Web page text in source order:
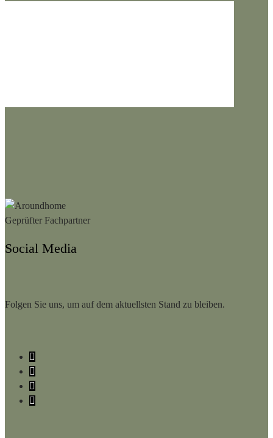
Social Media
Folgen Sie uns, um auf dem aktuellsten Stand zu bleiben.